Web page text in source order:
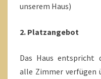
unserem Haus)
2. Platzangebot
Das Haus entspricht
alle Zimmer verfügen